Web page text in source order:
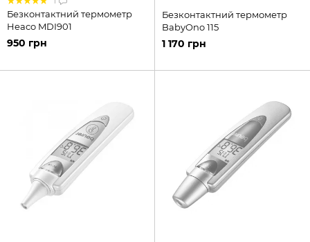
Безконтактний термометр
Heaco MDI901
950 грн
Безконтактний термометр
BabyOno 115
1 170 грн